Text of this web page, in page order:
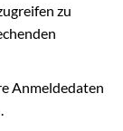
zu
Anmeldedaten